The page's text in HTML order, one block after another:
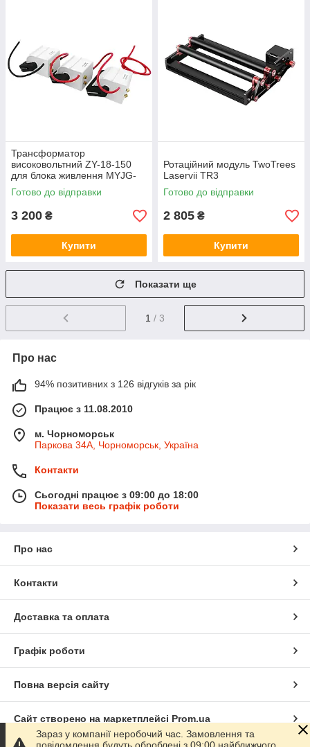
Трансформатор
високовольтний ZY-18-150
для блока живлення MYJG-
150W CO₂ лазера
Готово до відправки
3 200 ₴
Купити
Ротаційний модуль TwoTrees
Laservii TR3
Готово до відправки
2 805 ₴
Купити
Показати ще
1 / 3
Про нас
94% позитивних з 126 відгуків за рік
Працює з 11.08.2010
м. Чорноморськ
Паркова 34А, Чорноморськ, Україна
Контакти
Сьогодні працює з 09:00 до 18:00
Показати весь графік роботи
Про нас
Контакти
Доставка та оплата
Графік роботи
Повна версія сайту
Сайт створено на маркетплейсі Prom.ua
Зараз у компанії неробочий час. Замовлення та